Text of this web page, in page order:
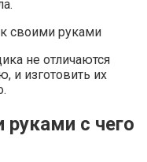
не отличаются
и изготовить их
с чего